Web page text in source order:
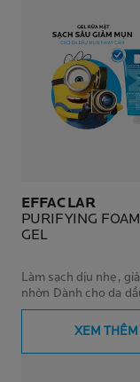
EFFACLAR
PURIFYING
GEL
Làm sạch dịu nhẹ,
nhờn Dành cho da
XEM THÊM